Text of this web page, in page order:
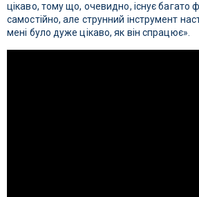
цікаво, тому що, очевидно, існує багато
самостійно, але струнний інструмент
мені було дуже цікаво, як він спрацює».